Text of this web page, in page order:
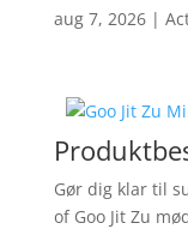
aug 7, 2026|
Gør dig klar til
of Goo Jit Zu